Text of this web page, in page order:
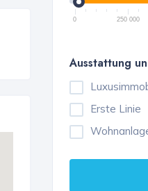
0 250 000
Ausstattung
Erste Linie